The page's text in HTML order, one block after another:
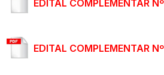
EDITAL COMPLEMENTAR
EDITAL COMPLEMENTAR